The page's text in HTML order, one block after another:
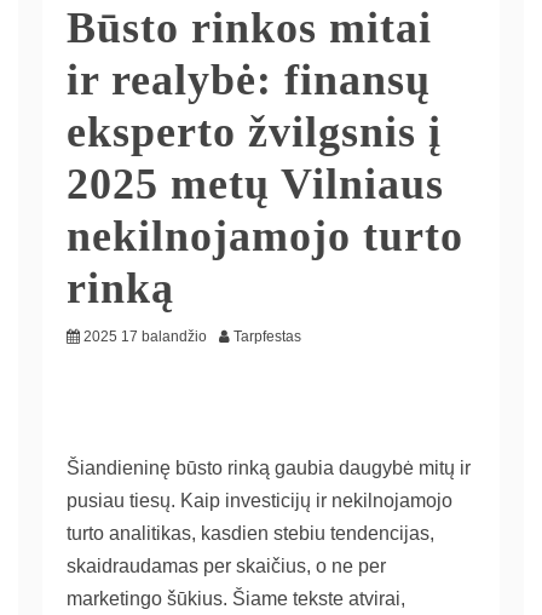
Būsto rinkos mitai
ir realybė: finansų
eksperto žvilgsnis į
2025 metų Vilniaus
nekilnojamojo turto
rinką
2025 17 balandžio Tarpfestas
Šiandieninę būsto rinką gaubia daugybė mitų ir
pusiau tiesų. Kaip investicijų ir nekilnojamojo
turto analitikas, kasdien stebiu tendencijas,
skaidraudamas per skaičius, o ne per
marketingo šūkius. Šiame tekste atvirai,